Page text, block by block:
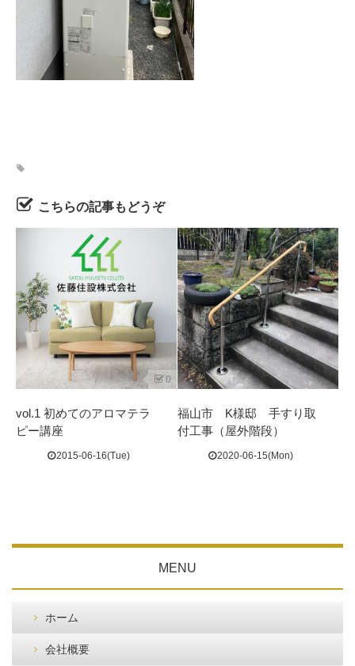
こちらの記事もどうぞ
0
vol.1 初めてのアロマテラ
ピー講座
2015-06-16(Tue)
福山市 K様邸 手すり取
付工事（屋外階段）
2020-06-15(Mon)
MENU
ホーム
会社概要